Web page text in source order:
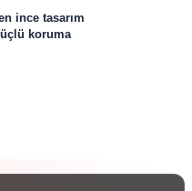
ince tasarım
koruma